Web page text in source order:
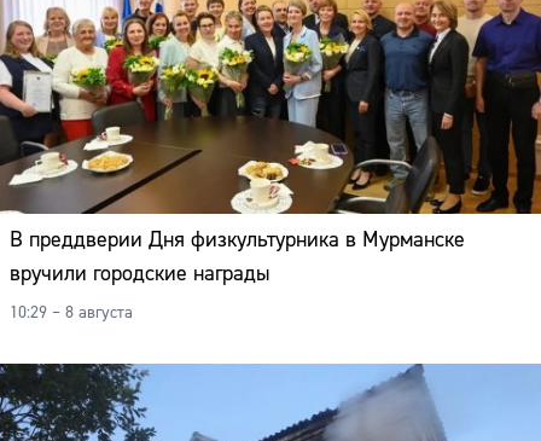
В преддверии Дня физкультурника в Мурманске
вручили городские награды
10:29 – 8 августа